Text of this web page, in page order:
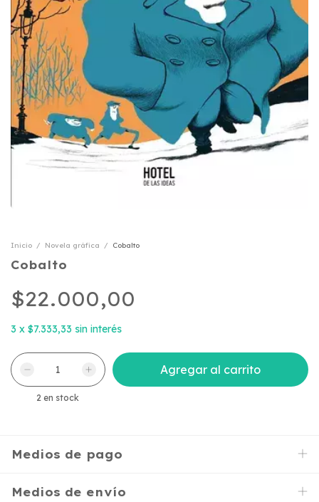
Inicio / Novela gráfica / Cobalto
Cobalto
$22.000,00
3 x $7.333,33 sin interés
2 en stock
Medios de pago
Medios de envío